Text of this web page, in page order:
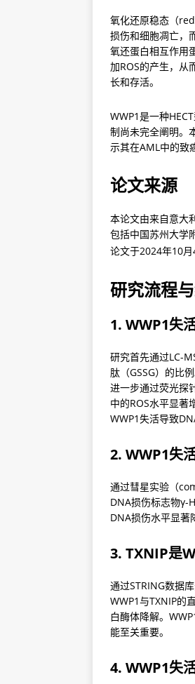
氧化还原稳态（
损伤和细胞凋亡，
氧还蛋白相互作用
加ROS的产生，从
长和存活。
WWP1是一种
制尚未完全阐明。
示其在AML中的致
论文来源
本论文由来自意大
包括中国苏州大学
论文于2024年10
研究流程
1. WWP1失
研究首先通过LC-
肽（GSSG）的比
进一步通过荧光探
中的ROS水平显著
WWP1失活导致
2. WWP1失
通过彗星实验（
DNA损伤标志物γ-
DNA损伤水平显著
3. TXNIP是
通过STRING数据
WWP1与TXNIP的
白酶体降解。
能至关重要。
4. WWP1失